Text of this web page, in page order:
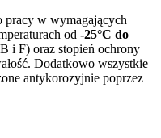
pracy w wymagających
od -25°C do
i F) oraz stopień ochrony
Dodatkowo wszystkie
antykorozyjnie poprzez